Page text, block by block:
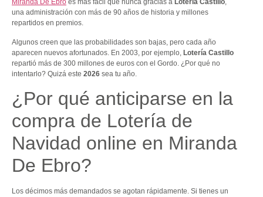
Miranda De Ebro es más fácil que nunca gracias a Lotería Castillo,
una administración con más de 90 años de historia y millones
repartidos en premios.
Algunos creen que las probabilidades son bajas, pero cada año
aparecen nuevos afortunados. En 2003, por ejemplo, Lotería Castillo
repartió más de 300 millones de euros con el Gordo. ¿Por qué no
intentarlo? Quizá este 2026 sea tu año.
¿Por qué anticiparse en la
compra de Lotería de
Navidad online en Miranda
De Ebro?
Los décimos más demandados se agotan rápidamente. Si tienes un